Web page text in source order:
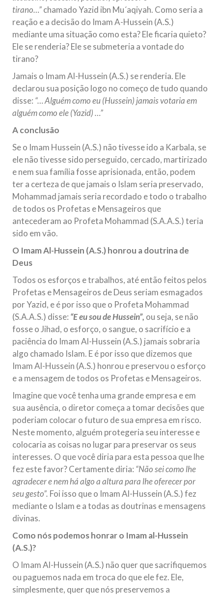
tirano…”chamado Yazid ibn Mu´aqiyah. Como seria a
reação e a decisão do Imam A-Hussein (A.S.)
mediante uma situação como esta? Ele ficaria quieto?
Ele se renderia? Ele se submeteria a vontade do
tirano?
Jamais o Imam Al-Hussein (A.S.) se renderia. Ele
declarou sua posição logo no começo de tudo quando
disse: “… Alguém como eu (Hussein) jamais votaria em
alguém como ele (Yazid) …”
A conclusão
Se o Imam Hussein (A.S.) não tivesse ido a Karbala, se
ele não tivesse sido perseguido, cercado, martirizado
e nem sua família fosse aprisionada, então, podem
ter a certeza de que jamais o Islam seria preservado,
Mohammad jamais seria recordado e todo o trabalho
de todos os Profetas e Mensageiros que
antecederam ao Profeta Mohammad (S.A.A.S.) teria
sido em vão.
O Imam Al-Hussein (A.S.) honrou a doutrina de
Deus
Todos os esforços e trabalhos, até então feitos pelos
Profetas e Mensageiros de Deus seriam esmagados
por Yazid, e é por isso que o Profeta Mohammad
(S.A.A.S.) disse: “E eu sou de Hussein”, ou seja, se não
fosse o Jihad, o esforço, o sangue, o sacrifício e a
paciência do Imam Al-Hussein (A.S.) jamais sobraria
algo chamado Islam. E é por isso que dizemos que
Imam Al-Hussein (A.S.) honrou e preservou o esforço
e a mensagem de todos os Profetas e Mensageiros.
Imagine que você tenha uma grande empresa e em
sua ausência, o diretor começa a tomar decisões que
poderiam colocar o futuro de sua empresa em risco.
Neste momento, alguém protegeria seu interesse e
colocaria as coisas no lugar para preservar os seus
interesses. O que você diria para esta pessoa que lhe
fez este favor? Certamente diria: “Não sei como lhe
agradecer e nem há algo a altura para lhe oferecer por
seu gesto”. Foi isso que o Imam Al-Hussein (A.S.) fez
mediante o Islam e a todas as doutrinas e mensagens
divinas.
Como nós podemos honrar o Imam al-Hussein
(A.S.)?
O Imam Al-Hussein (A.S.) não quer que sacrifiquemos
ou paguemos nada em troca do que ele fez. Ele,
simplesmente, quer que nós preservemos a